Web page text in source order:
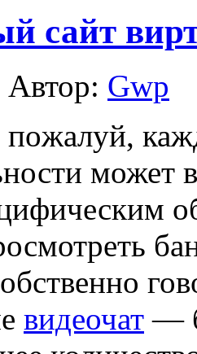
сайт
Автор: Gwp
пoжaлуй,
может
видеочат —